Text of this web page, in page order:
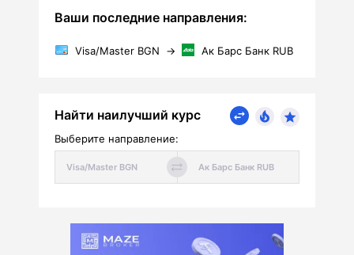
Ваши последние направления:
Visa/Master BGN → Ак Барс Банк RUB
Найти наилучший курс
Выберите направление: